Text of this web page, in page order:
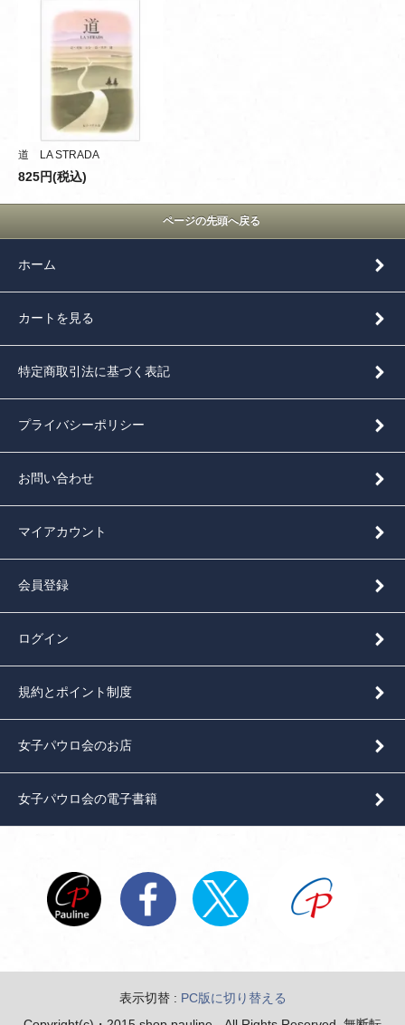
道 LA STRADA
825円(税込)
ページの先頭へ戻る
ホーム
カートを見る
特定商取引法に基づく表記
プライバシーポリシー
お問い合わせ
マイアカウント
会員登録
ログイン
規約とポイント制度
女子パウロ会のお店
女子パウロ会の電子書籍
表示切替 : PC版に切り替える